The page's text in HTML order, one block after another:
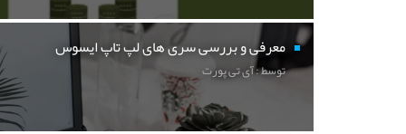
معرفی و بررسی سری های لپ تاپ ایسوس
توسط : آی تی پورت